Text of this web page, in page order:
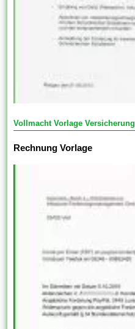
Vollmacht Vorlage Versicherung
Rechnung Vorlage